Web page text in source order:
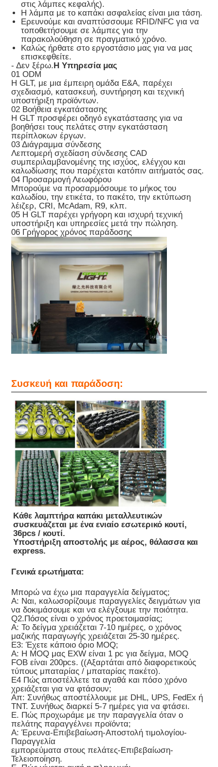
στις λάμπες κεφαλής).
Η λάμπα με το καπάκι ασφαλείας είναι μια τάση.
Ερευνούμε και αναπτύσσουμε RFID/NFC για να
τοποθετήσουμε σε λάμπες για την
παρακολούθηση σε πραγματικό χρόνο.
Καλώς ήρθατε στο εργοστάσιο μας για να μας
επισκεφθείτε.
- Δεν ξέρω.Η Υπηρεσία μας
01 ODM
Η GLT, με μια έμπειρη ομάδα Ε&Α, παρέχει
σχεδιασμό, κατασκευή, συντήρηση και τεχνική
υποστήριξη προϊόντων.
02 Βοήθεια εγκατάστασης
Η GLT προσφέρει οδηγό εγκατάστασης για να
βοηθήσει τους πελάτες στην εγκατάσταση
περίπλοκων έργων.
03 Διάγραμμα σύνδεσης
Λεπτομερή σχεδίαση σύνδεσης CAD
συμπεριλαμβανομένης της ισχύος, ελέγχου και
καλωδίωσης που παρέχεται κατόπιν αιτήματός σας.
04 Προσαρμογή Λεωφόρου
Μπορούμε να προσαρμόσουμε το μήκος του
καλωδίου, την ετικέτα, το πακέτο, την εκτύπωση
λέιζερ, CRI, McAdam, R9, κλπ.
05 Η GLT παρέχει γρήγορη και ισχυρή τεχνική
υποστήριξη και υπηρεσίες μετά την πώληση.
06 Γρήγορος χρόνος παράδοσης
Συσκευή και παράδοση:
Κάθε λαμπτήρα καπάκι μεταλλευτικών
συσκευάζεται με ένα ενιαίο εσωτερικό κουτί,
36pcs / κουτί.
Υποστήριξη αποστολής με αέρος, θάλασσα και
express.
Γενικά ερωτήματα:
Μπορώ να έχω μια παραγγελία δείγματος;
Α: Ναι, καλωσορίζουμε παραγγελίες δειγμάτων για
να δοκιμάσουμε και να ελέγξουμε την ποιότητα.
Q2.Πόσος είναι ο χρόνος προετοιμασίας;
Α: Το δείγμα χρειάζεται 7-10 ημέρες, ο χρόνος
μαζικής παραγωγής χρειάζεται 25-30 ημέρες.
Ε3: Έχετε κάποιο όριο MOQ;
Α: Η MOQ μας EXW είναι 1 pc για δείγμα, MOQ
FOB είναι 200pcs. ((Αξαρτάται από διαφορετικούς
τύπους μπαταρίας / μπαταρίας πακέτο).
Ε4 Πώς αποστέλλετε τα αγαθά και πόσο χρόνο
χρειάζεται για να φτάσουν;
Απ: Συνήθως αποστέλλουμε με DHL, UPS, FedEx ή
TNT. Συνήθως διαρκεί 5-7 ημέρες για να φτάσει.
Ε. Πώς προχωράμε με την παραγγελία όταν ο
πελάτης παραγγέλνει προϊόντα;
Α: Έρευνα-Επιβεβαίωση-Αποστολή τιμολογίου-
Παραγγελία
εμπορεύματα στους πελάτες-Επιβεβαίωση-
Τελειοποίηση.